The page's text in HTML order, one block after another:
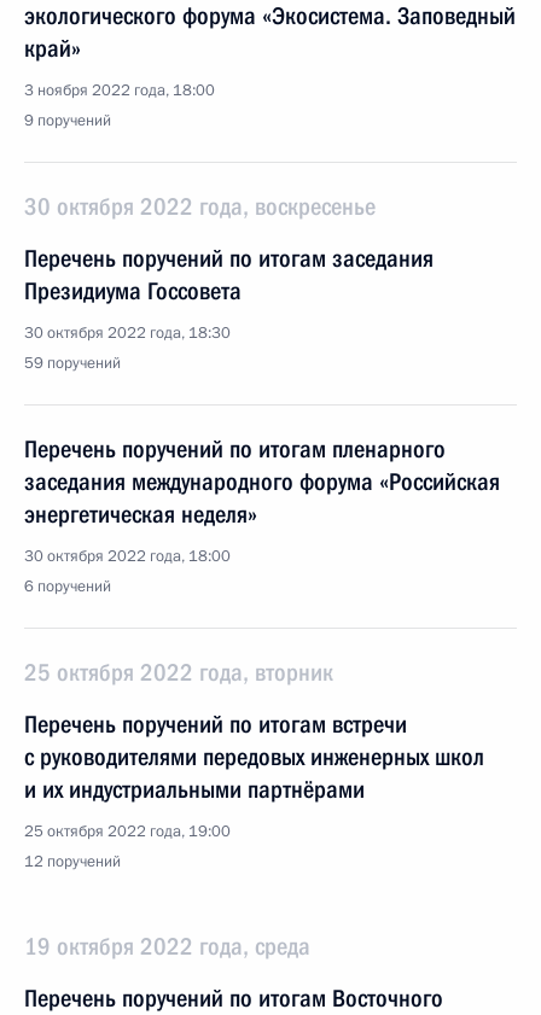
экологического форума «Экосистема. Заповедный
край»
3 ноября 2022 года, 18:00
9 поручений
30 октября 2022 года, воскресенье
Перечень поручений по итогам заседания
Президиума Госсовета
30 октября 2022 года, 18:30
59 поручений
Перечень поручений по итогам пленарного
заседания международного форума «Российская
энергетическая неделя»
30 октября 2022 года, 18:00
6 поручений
25 октября 2022 года, вторник
Перечень поручений по итогам встречи
с руководителями передовых инженерных школ
и их индустриальными партнёрами
25 октября 2022 года, 19:00
12 поручений
19 октября 2022 года, среда
Перечень поручений по итогам Восточного